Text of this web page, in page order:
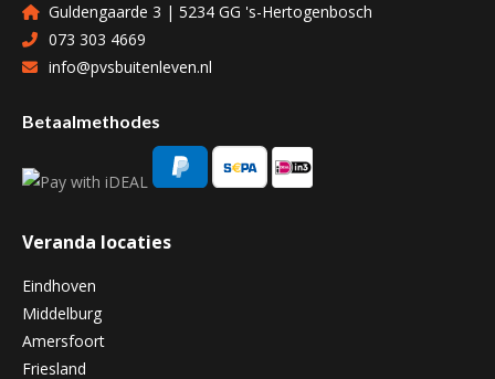
Guldengaarde 3 | 5234 GG 's-Hertogenbosch
073 303 4669
info@pvsbuitenleven.nl
Betaalmethodes
Veranda locaties
Eindhoven
Middelburg
Amersfoort
Friesland